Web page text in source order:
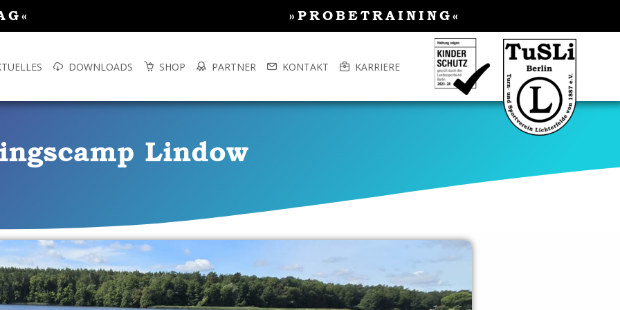
»PROBETRAINING«
DOWNLOADS SHOP PARTNER KONTAKT KARRIERE
Lindow